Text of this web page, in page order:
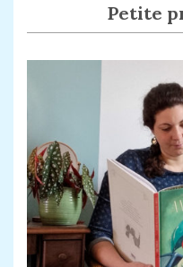
Petite